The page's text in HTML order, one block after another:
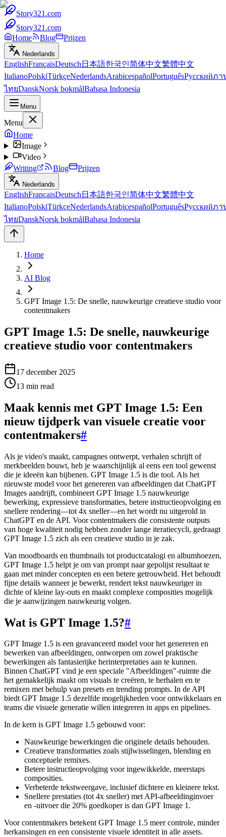
Story321.com
Story321.com
Home
Blog Prijzen
Nederlands
EnglishFrançaisDeutsch 日本語한국인简体中文繁體中文
ItalianoPolskiTürkçeNederlandsArabicespañolPortuguêsРусскийภา
ไทยDanskNorsk bokmålBahasa Indonesia
Menu
Menu
Home
Image
Video
Writing
Blog Prijzen
Nederlands
EnglishFrançaisDeutsch 日本語한국인简体中文繁體中文
ItalianoPolskiTürkçeNederlandsArabicespañolPortuguêsРусскийภา
ไทยDanskNorsk bokmålBahasa Indonesia
Home
AI Blog
GPT Image 1.5: De snelle, nauwkeurige creatieve studio voor
contentmakers
GPT Image 1.5: De snelle, nauwkeurige
creatieve studio voor contentmakers
17 december 2025
13 min read
Maak kennis met GPT Image 1.5: Een
nieuw tijdperk van visuele creatie voor
contentmakers#
Als je video's maakt, campagnes ontwerpt, verhalen schrijft of
merkbeelden bouwt, heb je waarschijnlijk al eens een tool gewenst
die je ideeën kan bijbenen. GPT Image 1.5 is die tool. Als het
nieuwste model voor het genereren van afbeeldingen dat ChatGPT
Images aandrijft, combineert GPT Image 1.5 nauwkeurige
bewerking, expressieve transformaties, betere instructieopvolging en
snellere rendering—tot 4x sneller—en het wordt nu uitgerold in
ChatGPT en de API. Voor contentmakers die consistente outputs
van hoge kwaliteit nodig hebben zonder lange iteratiecycli, gedraagt
GPT Image 1.5 zich als een creatieve studio in je zak.
Van moodboards en thumbnails tot productcatalogi en albumhoezen,
GPT Image 1.5 helpt je om van prompt naar gepolijst resultaat te
gaan met minder concepten en een betere getrouwheid. Het behoudt
fijne details wanneer je bewerkt, rendert tekst nauwkeuriger in
dichte of kleine lay-outs en maakt complexe composities mogelijk
die je aanwijzingen nauwkeurig volgen.
Wat is GPT Image 1.5?#
GPT Image 1.5 is een geavanceerd model voor het genereren en
bewerken van afbeeldingen, ontworpen om zowel praktische
bewerkingen als fantasierijke herinterpretaties aan te kunnen.
Binnen ChatGPT vind je een speciale "Afbeeldingen"-ruimte die
het gemakkelijk maakt om visuals te creëren, te herhalen en te
remixen met behulp van presets en trending prompts. In de API
biedt GPT Image 1.5 dezelfde mogelijkheden voor ontwikkelaars en
teams die visuele generatie willen integreren in apps en pipelines.
In de kern is GPT Image 1.5 gebouwd voor:
Nauwkeurige bewerkingen die originele details behouden.
Creatieve transformaties zoals stijlwisselingen, blending en
conceptuele remixes.
Betere instructieopvolging voor ingewikkelde, meerstaps
composities.
Verbeterde tekstweergave, inclusief dichtere en kleinere tekst.
Snellere prestaties (tot 4x sneller) met API-afbeeldinginvoer
en -uitvoer die 20% goedkoper is dan GPT Image 1.
Voor contentmakers betekent GPT Image 1.5 meer controle, minder
herkansingen en een consistente visuele identiteit in alle assets.